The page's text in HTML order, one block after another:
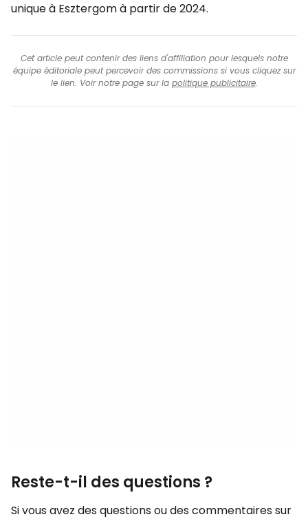
unique à Esztergom à partir de 2024.
Cet article peut contenir des liens d'affiliation pour lesquels notre
équipe éditoriale peut percevoir des commissions si vous cliquez sur
le lien. Voir notre page sur la politique publicitaire.
Reste-t-il des questions ?
Si vous avez des questions ou des commentaires sur